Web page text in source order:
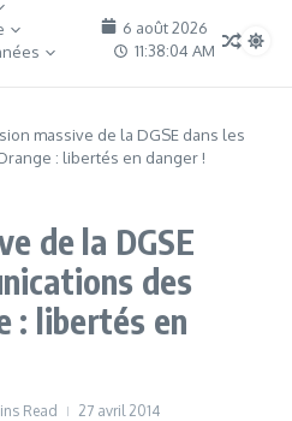
6 août 2026
11:38:06 AM
massive de la DGSE dans les
: libertés en danger !
de la DGSE
des
: libertés en
Read 27 avril 2014